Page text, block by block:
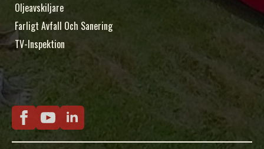
Oljeavskiljare
Farligt Avfall Och Sanering
TV-Inspektion